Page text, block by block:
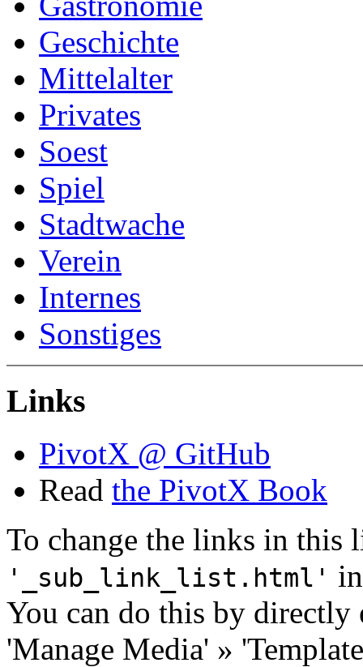
Geschichte
Mittelalter
Privates
Soest
Spiel
Stadtwache
Verein
Internes
Sonstiges
Links
PivotX @ GitHub
Read the PivotX Book
To change the links in this
'_sub_link_list.html'
You can do this by
'Manage Media' »